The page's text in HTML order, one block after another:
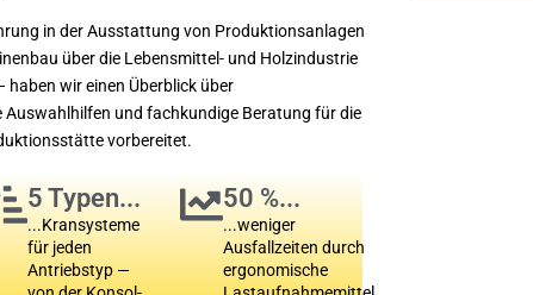
in der Ausstattung von Produktionsanlagen
über die Lebensmittel- und Holzindustrie
haben wir einen Überblick über
und fachkundige Beratung für die
vorbereitet.
5 Typen...
...Kransysteme
für jeden
Antriebstyp —
50 %...
...weniger
Ausfallzeiten durch
ergonomische